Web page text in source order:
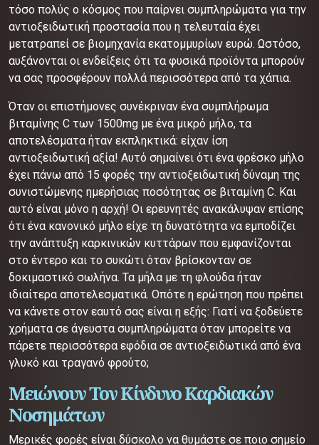
τόσο πολύς ο κόσμος που παίρνει συμπληρώματα για την
αντιοξειδωτική προστασία που η τελευταία έχει
μετατραπεί σε βιομηχανία εκατομμυρίων ευρώ. Ωστόσο,
αυξάνονται οι ενδείξεις ότι τα φυσικά προϊόντα μπορούν
να σας προσφέρουν πολλά περισσότερα από τα χάπια.
Όταν οι επιστήμονες συνέκριναν ένα συμπλήρωμα
βιταμίνης C των 1500mg με ένα μικρό μήλο, τα
αποτελέσματα ήταν εκπληκτικά: είχαν ίση
αντιοξειδωτική αξία! Αυτό σημαίνει ότι ένα φρέσκο μήλο
έχει πάνω από 15 φορές την αντιοξειδωτική δύναμη της
συνιστώμενης ημερήσιας ποσότητας σε βιταμίνη C. Και
αυτό είναι μόνο η αρχή! Οι ερευνητές ανακάλυψαν επίσης
ότι ένα κανονικό μήλο είχε τη δυνατότητα να εμποδίζει
την ανάπτυξη καρκινικών κυττάρων που εμφανίζονται
στο έντερο και το συκώτι όταν βρίσκονταν σε
δοκιμαστικό σωλήνα. Τα μήλα με τη φλούδα ήταν
ιδιαίτερα αποτελεσματικά. Οπότε η ερώτηση που πρέπει
να κάνετε στον εαυτό σας είναι η εξής: Γιατί να ξοδεύετε
χρήματα σε άγευστα συμπληρώματα όταν μπορείτε να
πάρετε περισσότερα εφόδια σε αντιοξειδωτικά από ένα
γλυκό και τραγανό φρούτο;
Μειώνουν Τον Κίνδυνο Καρδιακών
Νοσημάτων
Μερικές φορές είναι δύσκολο να θυμάστε σε ποιο σημείο